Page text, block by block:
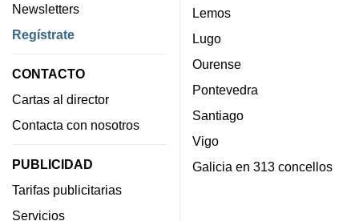
Newsletters
Regístrate
CONTACTO
Cartas al director
Contacta con nosotros
PUBLICIDAD
Tarifas publicitarias
Servicios
Lemos
Lugo
Ourense
Pontevedra
Santiago
Vigo
Galicia en 313 concellos